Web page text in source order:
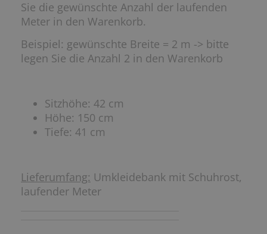
Sie die gewünschte Anzahl der laufenden
Meter in den Warenkorb.
Beispiel: gewünschte Breite = 2 m -> bitte
legen Sie die Anzahl 2 in den Warenkorb
Sitzhöhe: 42 cm
Höhe: 150 cm
Tiefe: 41 cm
Lieferumfang: Umkleidebank mit Schuhrost,
laufender Meter